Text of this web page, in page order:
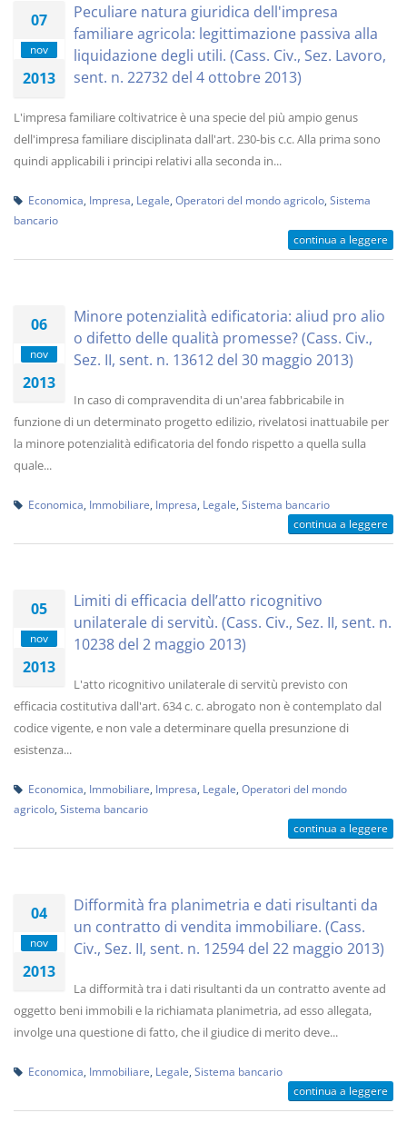
07
nov
2013
Peculiare natura giuridica dell'impresa
familiare agricola: legittimazione passiva alla
liquidazione degli utili. (Cass. Civ., Sez. Lavoro,
sent. n. 22732 del 4 ottobre 2013)
L'impresa familiare coltivatrice è una specie del più ampio genus
dell'impresa familiare disciplinata dall'art. 230-bis c.c. Alla prima sono
quindi applicabili i principi relativi alla seconda in...
Economica Impresa Legale Operatori del mondo agricolo Sistema
bancario
continua a leggere
06
nov
2013
Minore potenzialità edificatoria: aliud pro alio
o difetto delle qualità promesse? (Cass. Civ.,
Sez. II, sent. n. 13612 del 30 maggio 2013)
In caso di compravendita di un'area fabbricabile in
funzione di un determinato progetto edilizio, rivelatosi inattuabile per
la minore potenzialità edificatoria del fondo rispetto a quella sulla
quale...
Economica Immobiliare Impresa Legale Sistema bancario
continua a leggere
05
nov
2013
Limiti di efficacia dell’atto ricognitivo
unilaterale di servitù. (Cass. Civ., Sez. II, sent. n.
10238 del 2 maggio 2013)
L'atto ricognitivo unilaterale di servitù previsto con
efficacia costitutiva dall'art. 634 c. c. abrogato non è contemplato dal
codice vigente, e non vale a determinare quella presunzione di
esistenza...
Economica Immobiliare Impresa Legale Operatori del mondo
agricolo Sistema bancario
continua a leggere
04
nov
2013
Difformità fra planimetria e dati risultanti da
un contratto di vendita immobiliare. (Cass.
Civ., Sez. II, sent. n. 12594 del 22 maggio 2013)
La difformità tra i dati risultanti da un contratto avente ad
oggetto beni immobili e la richiamata planimetria, ad esso allegata,
involge una questione di fatto, che il giudice di merito deve...
Economica Immobiliare Legale Sistema bancario
continua a leggere